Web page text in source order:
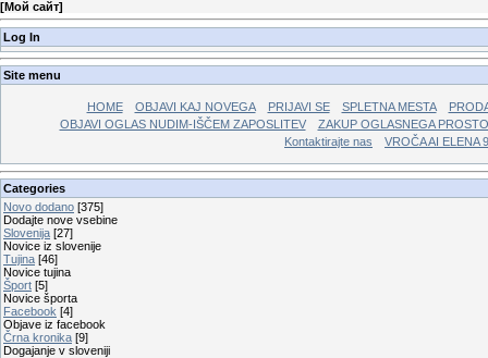
[Мой сайт]
Log In
Site menu
HOME OBJAVI KAJ NOVEGA PRIJAVI SE SPLETNA MESTA
OBJAVI OGLAS NUDIM-IŠČEM ZAPOSLITEV
ZAKUP OGLASNEGA
Kontaktirajte nas
VROČA AI ELENA
Categories
Novo dodano [375]
Dodajte nove vsebine
Slovenija [27]
Novice iz slovenije
Tujina [46]
Novice tujina
Šport [5]
Novice športa
Facebook [4]
Objave iz facebook
Črna kronika [9]
Dogajanje v sloveniji